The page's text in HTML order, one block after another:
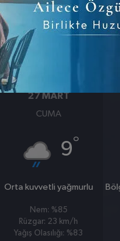
ÇIY
5.9
27 MART
CUMA
9°
Orta kuvvetli yağmurlu
Nem: %85
Rüzgar: 23 km/h
Yağış Olasılığı: %83